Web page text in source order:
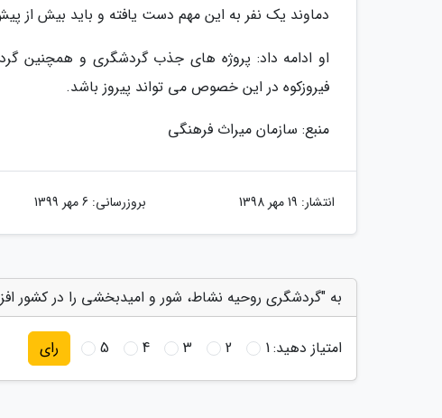
دماوند یک نفر به این مهم دست یافته و باید بیش از
او ادامه داد: پروژه های جذب گردشگری و همچنین
فیروزکوه در این خصوص می تواند پیروز باشد.
منبع: سازمان میراث فرهنگی
انتشار: 19 مهر 1398 بروزرسانی: 6 مهر 1399
به "گردشگری روحیه نشاط، شور و امیدبخشی را در کشور
امتیاز دهید:1
2
3
4
5 رای